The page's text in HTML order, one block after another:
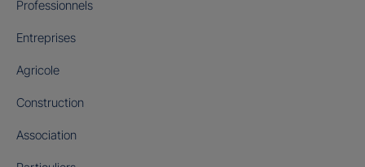
Professionnels
Entreprises
Agricole
Construction
Association